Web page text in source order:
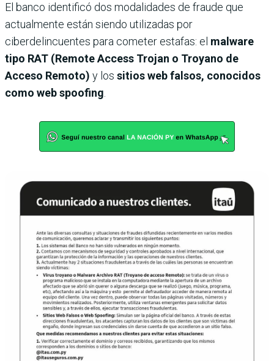
El banco identificó dos modalidades de fraude que
actualmente están siendo utilizadas por
ciberdelincuentes para cometer estafas: el malware
tipo RAT (Remote Access Trojan o Troyano de
Acceso Remoto) y los sitios web falsos, conocidos
como web spoofing.